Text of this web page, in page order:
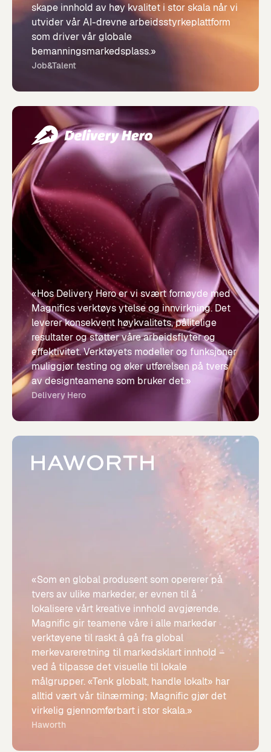
skape innhold av høy kvalitet i stor skala når vi
utvider vår AI-drevne arbeidsstyrkeplattform
som driver vår globale
bemanningsmarkedsplass.»
Job&Talent
«Hos Delivery Hero er vi svært fornøyde med
Magnifics verktøys ytelse og innvirkning. Det
leverer konsekvent høykvalitets, pålitelige
resultater og støtter våre arbeidsflyter og
effektivitet. Verktøyets modeller og funksjoner
muliggjør testing og øker utførelsen på tvers
av designteamene som bruker det.»
Delivery Hero
«Som en global produsent som opererer på
tvers av ulike markeder, er evnen til å
lokalisere vårt kreative innhold avgjørende.
Magnific gir teamene våre i alle markeder
verktøyene til raskt å gå fra global
merkevareretning til markedsklart innhold –
ved å tilpasse det visuelle til lokale
målgrupper. «Tenk globalt, handle lokalt» har
alltid vært vår tilnærming; Magnific gjør det
virkelig gjennomførbart i stor skala.»
Haworth